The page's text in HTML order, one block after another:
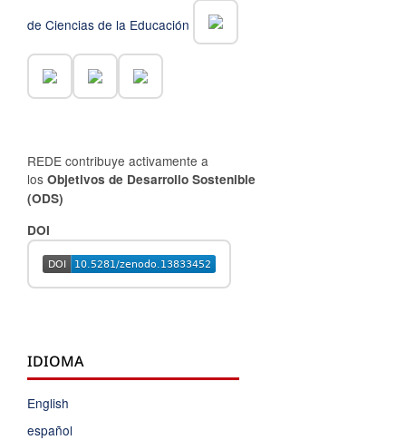
de Ciencias de la Educación
REDE contribuye activamente a
los Objetivos de Desarrollo Sostenible
(ODS)
DOI
IDIOMA
English
español